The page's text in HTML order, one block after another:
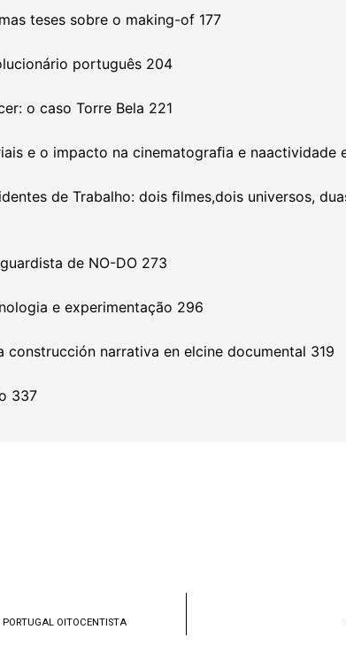
teses sobre o making-of 177
português 204
o caso Torre Bela 221
e o impacto na cinematograﬁa e naactividade
de Trabalho: dois ﬁlmes,dois universos,
de NO-DO 273
e experimentação 296
construcción narrativa en elcine documental 319
337
OITOCENTISTA